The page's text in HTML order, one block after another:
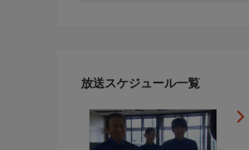
放送スケジュール一覧